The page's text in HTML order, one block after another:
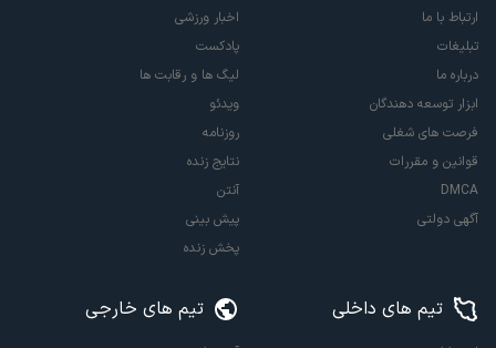
ارتباط با ما
تبلیغات
درباره ما
ابزار توسعه دهندگان
فرصت های شغلی
قوانین و مقررات
DMCA
آگهی دولتی
اخبار ورزشی
پادکست
لیگ ها و رقابت ها
ویدئو
روزنامه
نتایج زنده
آنتن
پیش بینی
پخش زنده
تیم های داخلی تیم های خارجی